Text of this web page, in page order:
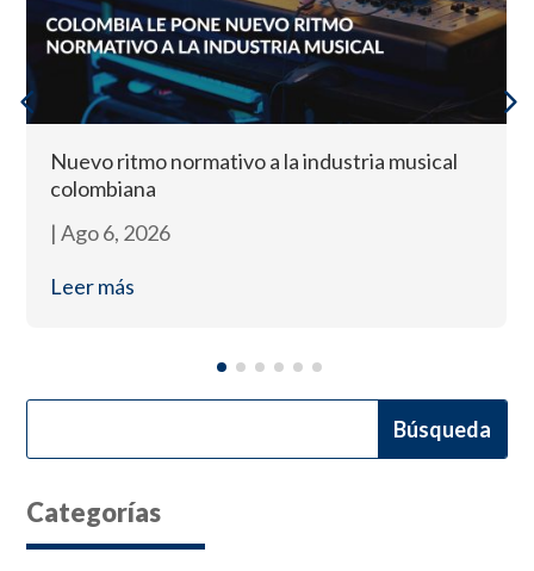
Nuevo ritmo normativo a la industria musical
colombiana
| Ago 6, 2026
Leer más
Categorías